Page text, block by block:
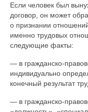
Если человек был
договор, он может
о признании
именно трудовых
следующие факты:
— в гражданско-
индивидуально
конечный результат
— в гражданско-